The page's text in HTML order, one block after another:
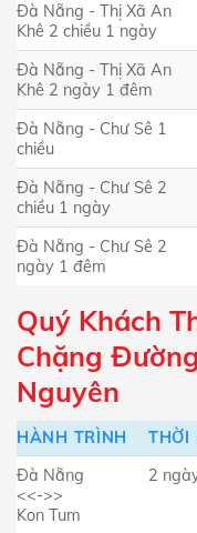
Đà Nẵng - Thị Xã An
Khê 2 chiều 1 ngày
Đà Nẵng - Thị Xã An
Khê 2 ngày 1 đêm
Đà Nẵng - Chư Sê 1
chiều
Đà Nẵng - Chư Sê 2
chiều 1 ngày
Đà Nẵng - Chư Sê 2
ngày 1 đêm
Quý Khách
Chặng
Nguyên
HÀNH TRÌNH THỜI
Đà Nẵng
<<->>
Kon Tum
2